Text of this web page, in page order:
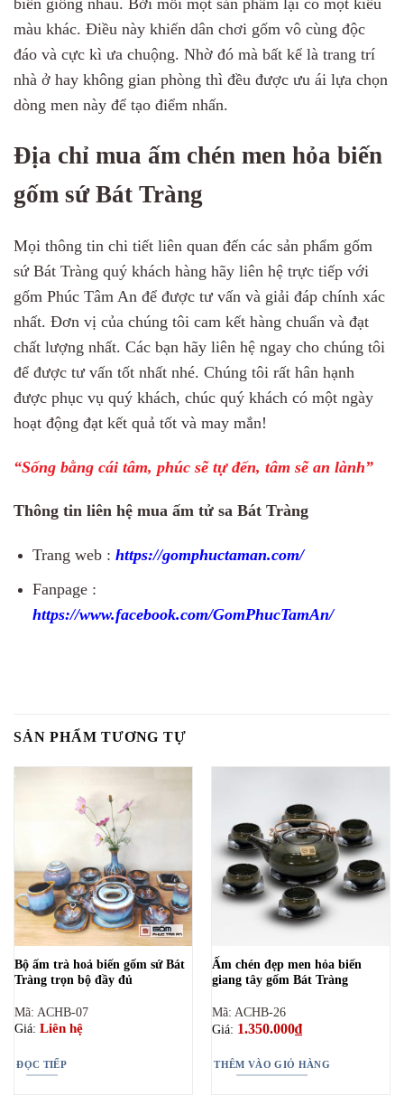
biến giống nhau. Bởi mỗi một sản phẩm lại có một kiểu
màu khác. Điều này khiến dân chơi gốm vô cùng độc
đáo và cực kì ưa chuộng. Nhờ đó mà bất kể là trang trí
nhà ở hay không gian phòng thì đều được ưu ái lựa chọn
dòng men này để tạo điểm nhấn.
Địa chỉ mua ấm chén men hỏa biến
gốm sứ Bát Tràng
Mọi thông tin chi tiết liên quan đến các sản phẩm gốm
sứ Bát Tràng quý khách hàng hãy liên hệ trực tiếp với
gốm Phúc Tâm An để được tư vấn và giải đáp chính xác
nhất. Đơn vị của chúng tôi cam kết hàng chuẩn và đạt
chất lượng nhất. Các bạn hãy liên hệ ngay cho chúng tôi
để được tư vấn tốt nhất nhé. Chúng tôi rất hân hạnh
được phục vụ quý khách, chúc quý khách có một ngày
hoạt động đạt kết quả tốt và may mắn!
“Sống bằng cái tâm, phúc sẽ tự đến, tâm sẽ an lành”
Thông tin liên hệ mua ấm tử sa Bát Tràng
Trang web : https://gomphuctaman.com/
Fanpage :
https://www.facebook.com/GomPhucTamAn/
SẢN PHẨM TƯƠNG TỰ
Bộ ấm trà hoả biến gốm sứ Bát
Tràng trọn bộ đầy đủ
Mã: ACHB-07
Giá: Liên hệ
ĐỌC TIẾP
Ấm chén đẹp men hỏa biến
giang tây gốm Bát Tràng
Mã: ACHB-26
Giá: 1.350.000₫
THÊM VÀO GIỎ HÀNG